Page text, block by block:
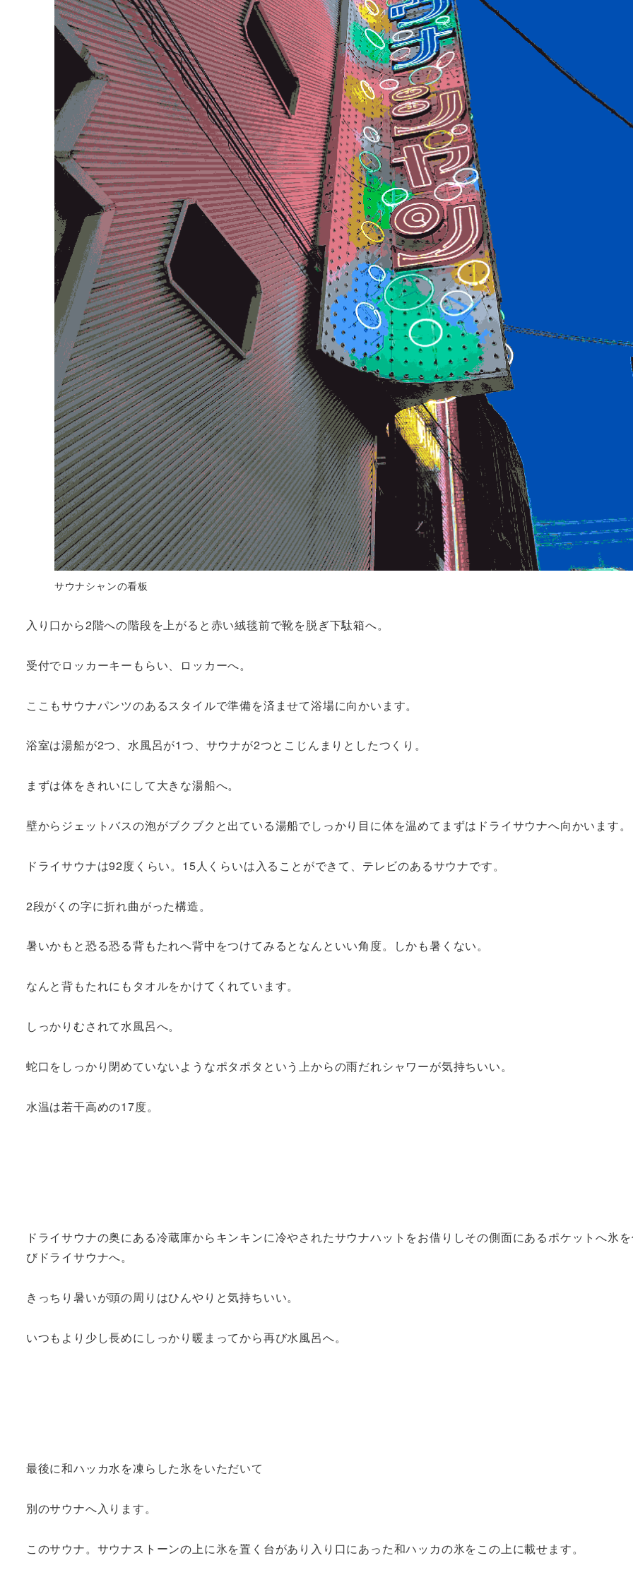
サウナシャンの看板
入り口から2階への階段を上がると赤い絨毯前で靴を脱ぎ下駄箱へ。
受付でロッカーキーもらい、ロッカーへ。
ここもサウナパンツのあるスタイルで準備を済ませて浴場に向かいます。
浴室は湯船が2つ、水風呂が1つ、サウナが2つとこじんまりとしたつくり。
まずは体をきれいにして大きな湯船へ。
壁からジェットバスの泡がブクブクと出ている湯船でしっかり目に体を温めてまずはドライサウナへ向かいます。
ドライサウナは92度くらい。15人くらいは入ることができて、テレビのあるサウナです。
2段がくの字に折れ曲がった構造。
暑いかもと恐る恐る背もたれへ背中をつけてみるとなんといい角度。しかも暑くない。
なんと背もたれにもタオルをかけてくれています。
しっかりむされて水風呂へ。
蛇口をしっかり閉めていないようなポタポタという上からの雨だれシャワーが気持ちいい。
水温は若干高めの17度。
ドライサウナの奥にある冷蔵庫からキンキンに冷やされたサウナハットをお借りしその側面にあるポケットへ氷
びドライサウナへ。
きっちり暑いが頭の周りはひんやりと気持ちいい。
いつもより少し長めにしっかり暖まってから再び水風呂へ。
最後に和ハッカ水を凍らした氷をいただいて
別のサウナへ入ります。
このサウナ。サウナストーンの上に氷を置く台があり入り口にあった和ハッカの氷をこの上に載せます。